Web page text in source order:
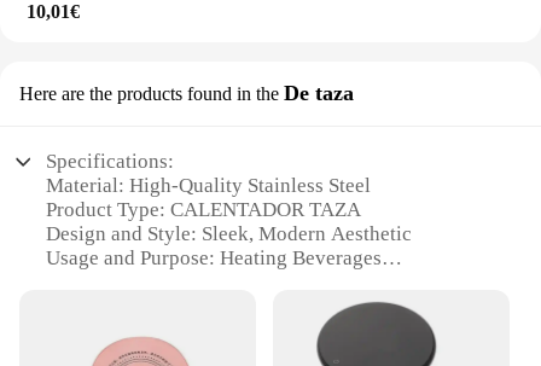
10,01€
Here are the products found in the De taza
Specifications:
Material: High-Quality Stainless Steel
Product Type: CALENTADOR TAZA
Design and Style: Sleek, Modern Aesthetic
Usage and Purpose: Heating Beverages
Parts and Accessories: Includes Cup and Heating